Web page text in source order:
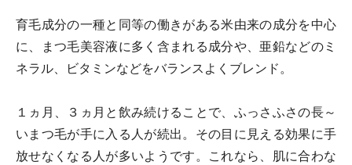
育毛成分の一種と同等の働きがある米由来の成分を中心
に、まつ毛美容液に多く含まれる成分や、亜鉛などのミ
ネラル、ビタミンなどをバランスよくブレンド。
１ヵ月、３ヵ月と飲み続けることで、ふっさふさの長～
いまつ毛が手に入る人が続出。その目に見える効果に手
放せなくなる人が多いようです。これなら、肌に合わな